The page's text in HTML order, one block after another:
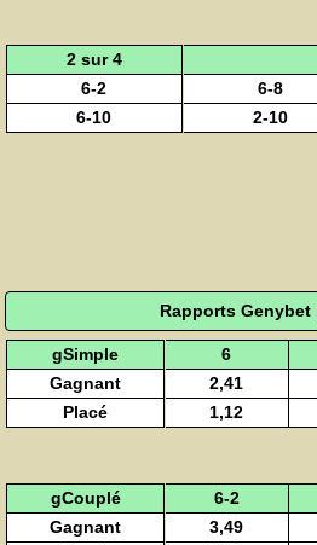
2 sur 4
6-2
6-8
6-10
2-10
Rapports Genybet
gSimple 6
Gagnant
2,41
Placé
1,12
gCouplé 6-2
Gagnant
3,49